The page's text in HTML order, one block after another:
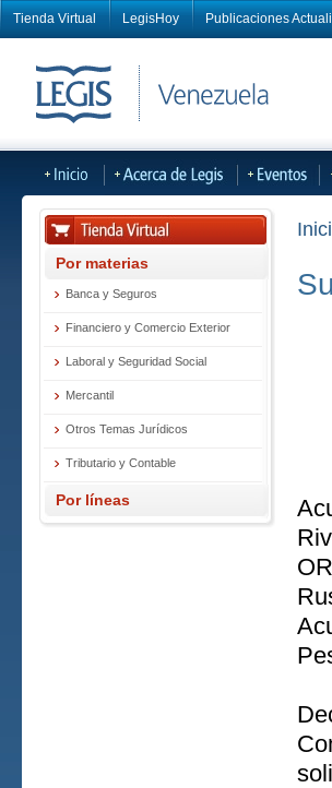
Tienda Virtual LegisHoy Publicaciones
Por materias
Banca y Seguros
Financiero y Comercio Exterior
Laboral y Seguridad Social
Mercantil
Otros Temas Jurídicos
Tributario y Contable
Por líneas